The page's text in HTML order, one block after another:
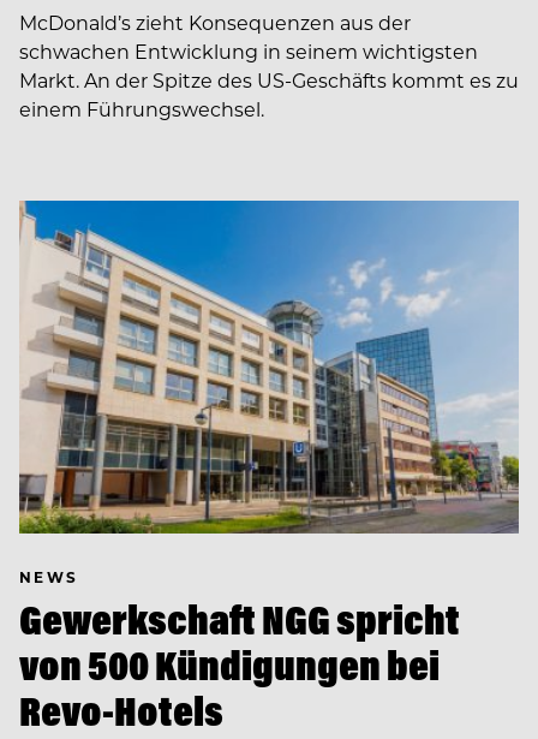
McDonald’s zieht Konsequenzen aus der
schwachen Entwicklung in seinem wichtigsten
Markt. An der Spitze des US-Geschäfts kommt es zu
einem Führungswechsel.
NEWS
Gewerkschaft NGG spricht
von 500 Kündigungen bei
Revo-Hotels